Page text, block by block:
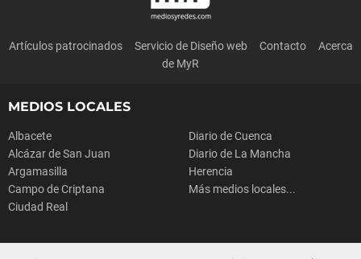
Artículos patrocinados Servicio de Diseño web Contacto
Acerca
de MyR
MEDIOS LOCALES
Albacete
Alcázar de San Juan
Argamasilla
Campo de Criptana
Ciudad Real
Diario de Cuenca
Diario de La Mancha
Herencia
Más medios locales...